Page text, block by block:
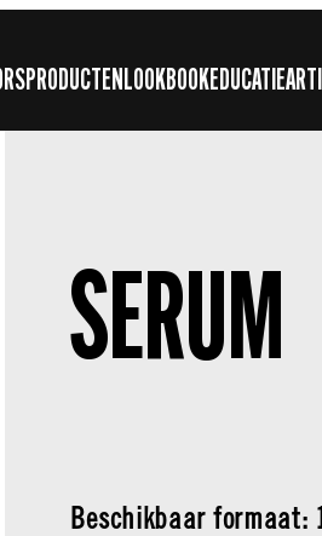
PRODUCTENLOOKBOOKEDUCATIE
SERUM
Beschikbaar formaat: